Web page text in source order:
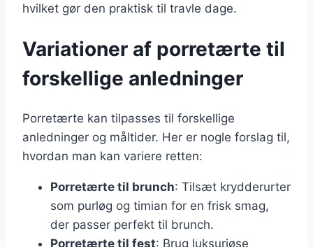
hvilket gør den praktisk til travle dage.
Variationer af porretærte til
forskellige anledninger
Porretærte kan tilpasses til forskellige
anledninger og måltider. Her er nogle forslag til,
hvordan man kan variere retten:
Porretærte til brunch: Tilsæt krydderurter
som purløg og timian for en frisk smag,
der passer perfekt til brunch.
Porretærte til fest: Brug luksuriøse